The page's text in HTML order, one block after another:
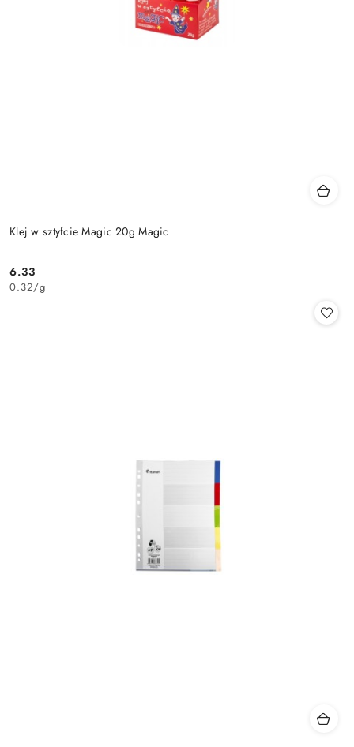
Klej w sztyfcie Magic 20g Magic
Cena:
6.33
0.32/g